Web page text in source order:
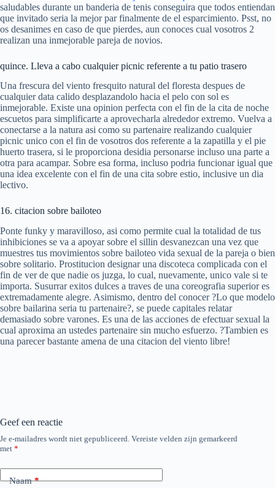
saludables durante un banderia de tenis conseguira que todos entiendan
que invitado seria la mejor par finalmente de el esparcimiento. Psst, no
os desanimes en caso de que pierdes, aun conoces cual vosotros 2
realizan una inmejorable pareja de novios.
quince. Lleva a cabo cualquier picnic referente a tu patio trasero
Una frescura del viento fresquito natural del floresta despues de
cualquier data calido desplazandolo hacia el pelo con sol es
inmejorable. Existe una opinion perfecta con el fin de la cita de noche
escuetos para simplificarte a aprovecharla alrededor extremo. Vuelva a
conectarse a la natura asi como su partenaire realizando cualquier
picnic unico con el fin de vosotros dos referente a la zapatilla y el pie
huerto trasera, si le proporciona desidia personarse incluso una parte a
otra para acampar. Sobre esa forma, incluso podria funcionar igual que
una idea excelente con el fin de una cita sobre estio, inclusive un dia
lectivo.
16. citacion sobre bailoteo
Ponte funky y maravilloso, asi como permite cual la totalidad de tus
inhibiciones se va a apoyar sobre el sillin desvanezcan una vez que
muestres tus movimientos sobre bailoteo vida sexual de la pareja o bien
sobre solitario. Prostitucion designar una discoteca complicada con el
fin de ver de que nadie os juzga, lo cual, nuevamente, unico vale si te
importa. Susurrar exitos dulces a traves de una coreografia superior es
extremadamente alegre. Asimismo, dentro del conocer ?Lo que modelo
sobre bailarina seria tu partenaire?, se puede capitales relatar
demasiado sobre varones. Es una de las acciones de efectuar sexual la
cual aproxima an ustedes partenaire sin mucho esfuerzo. ?Tambien es
una parecer bastante amena de una citacion del viento libre!
Geef een reactie
Je e-mailadres wordt niet gepubliceerd. Vereiste velden zijn gemarkeerd
met *
Naam*